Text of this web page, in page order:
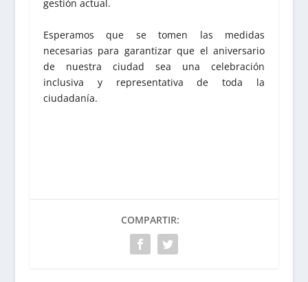
gestión actual.
Esperamos que se tomen las medidas
necesarias para garantizar que el aniversario
de nuestra ciudad sea una celebración
inclusiva y representativa de toda la
ciudadanía.
COMPARTIR: